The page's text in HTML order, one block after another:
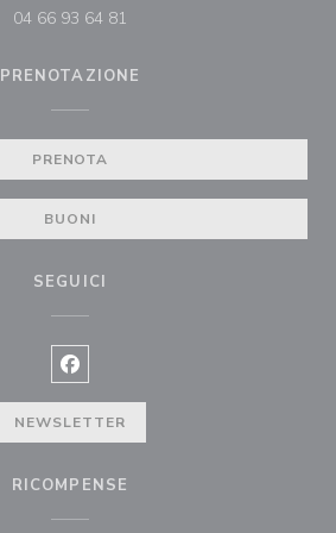
04 66 93 64 81
PRENOTAZIONE
PRENOTA
BUONI
SEGUICI
Facebook ((apre una nuova
NEWSLETTER
RICOMPENSE